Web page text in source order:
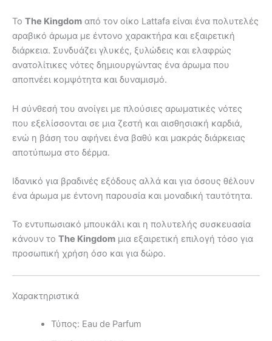
Το The Kingdom από τον οίκο Lattafa είναι ένα πολυτελές
αραβικό άρωμα με έντονο χαρακτήρα και εξαιρετική
διάρκεια. Συνδυάζει γλυκές, ξυλώδεις και ελαφρώς
ανατολίτικες νότες δημιουργώντας ένα άρωμα που
αποπνέει κομψότητα και δυναμισμό.
Η σύνθεσή του ανοίγει με πλούσιες αρωματικές νότες
που εξελίσσονται σε μια ζεστή και αισθησιακή καρδιά,
ενώ η βάση του αφήνει ένα βαθύ και μακράς διάρκειας
αποτύπωμα στο δέρμα.
Ιδανικό για βραδινές εξόδους αλλά και για όσους θέλουν
ένα άρωμα με έντονη παρουσία και μοναδική ταυτότητα.
Το εντυπωσιακό μπουκάλι και η πολυτελής συσκευασία
κάνουν το The Kingdom μια εξαιρετική επιλογή τόσο για
προσωπική χρήση όσο και για δώρο.
Χαρακτηριστικά
Τύπος: Eau de Parfum